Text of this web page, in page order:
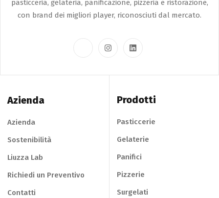
pasticceria, gelateria, panificazione, pizzeria e ristorazione,
con brand dei migliori player, riconosciuti dal mercato.
Azienda
Azienda
Sostenibilità
Liuzza Lab
Richiedi un Preventivo
Contatti
Prodotti
Pasticcerie
Gelaterie
Panifici
Pizzerie
Surgelati